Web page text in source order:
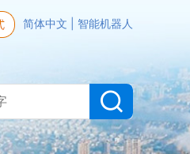
简体中文 智能机器人